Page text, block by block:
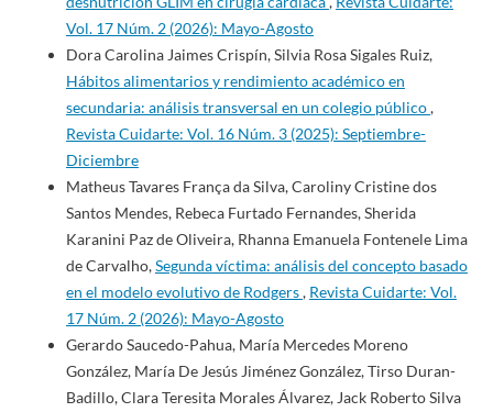
Vol. 17 Núm. 2 (2026): Mayo-Agosto
Dora Carolina Jaimes Crispín, Silvia Rosa Sigales Ruiz,
Hábitos alimentarios y rendimiento académico en
secundaria: análisis transversal en un colegio público,
Revista Cuidarte: Vol. 16 Núm. 3 (2025): Septiembre-
Diciembre
Matheus Tavares França da Silva, Caroliny Cristine dos
Santos Mendes, Rebeca Furtado Fernandes, Sherida
Karanini Paz de Oliveira, Rhanna Emanuela Fontenele Lima
de Carvalho,Segunda víctima: análisis del concepto basado
en el modelo evolutivo de Rodgers, Revista Cuidarte: Vol.
17 Núm. 2 (2026): Mayo-Agosto
Gerardo Saucedo-Pahua, María Mercedes Moreno
González, María De Jesús Jiménez González, Tirso Duran-
Badillo, Clara Teresita Morales Álvarez, Jack Roberto Silva